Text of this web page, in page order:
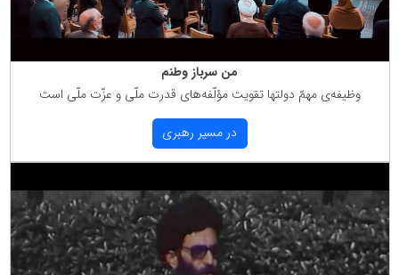
من سرباز وطنم
وظیفه‌ی مهمّ دولتها تقویت مؤلّفه‌های قدرت ملّی و عزّت ملّی است
در مسیر رهبری